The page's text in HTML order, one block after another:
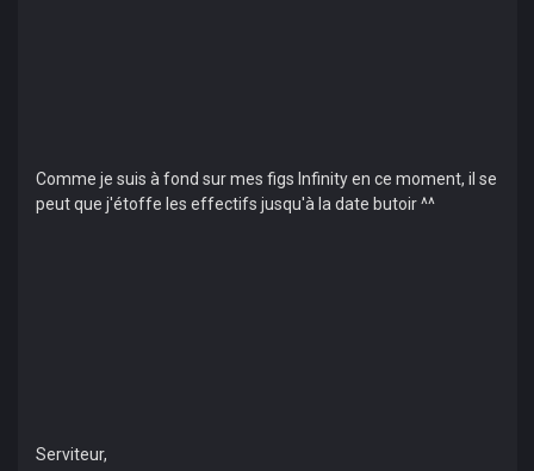
Comme je suis à fond sur mes figs Infinity en ce moment, il se
peut que j'étoffe les effectifs jusqu'à la date butoir ^^
Serviteur,